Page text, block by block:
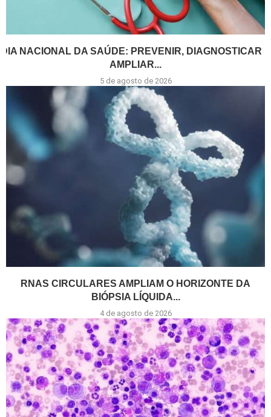
DIA NACIONAL DA SAÚDE: PREVENIR, DIAGNOSTICAR E
AMPLIAR...
5 de agosto de 2026
RNAS CIRCULARES AMPLIAM O HORIZONTE DA
BIÓPSIA LÍQUIDA...
4 de agosto de 2026